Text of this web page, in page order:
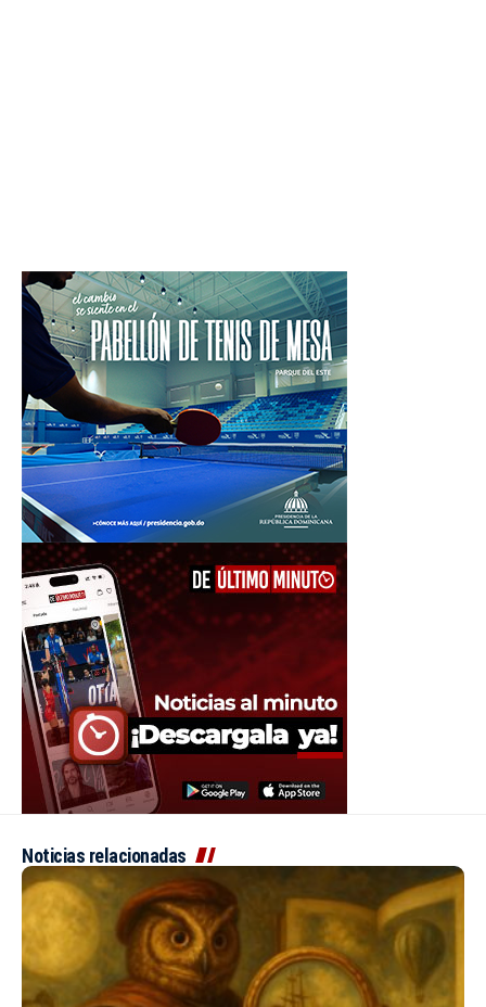
Noticias relacionadas